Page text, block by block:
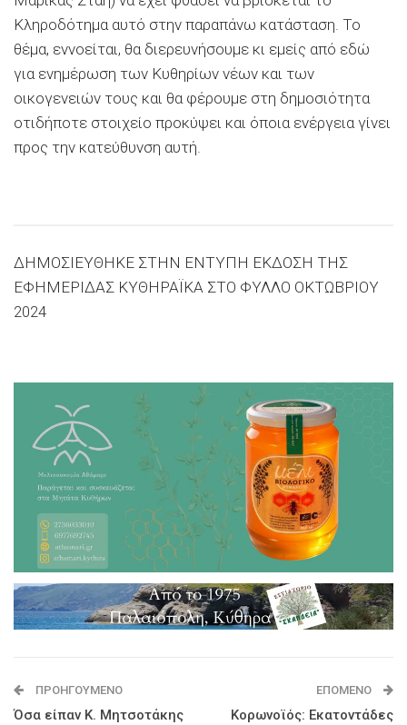
Κληροδότημα αυτό στην παραπάνω κατάσταση. Το
θέμα, εννοείται, θα διερευνήσουμε κι εμείς από εδώ
για ενημέρωση των Κυθηρίων νέων και των
οικογενειών τους και θα φέρουμε στη δημοσιότητα
οτιδήποτε στοιχείο προκύψει και όποια ενέργεια γίνει
προς την κατεύθυνση αυτή.
ΔΗΜΟΣΙΕΥΘΗΚΕ ΣΤΗΝ ΕΝΤΥΠΗ ΕΚΔΟΣΗ ΤΗΣ
ΕΦΗΜΕΡΙΔΑΣ ΚΥΘΗΡΑΪΚΑ ΣΤΟ ΦΥΛΛΟ ΟΚΤΩΒΡΙΟΥ
2024
ΠΡΟΗΓΟΎΜΕΝΟ
Όσα είπαν Κ. Μητσοτάκης
ΕΠΌΜΕΝΟ
Κορωνοϊός: Εκατοντάδες